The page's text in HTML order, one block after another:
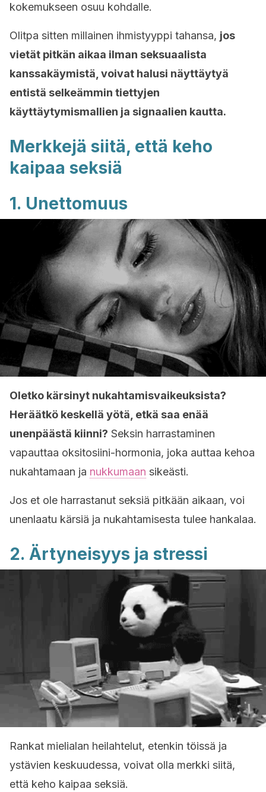
kokemukseen osuu kohdalle.
Olitpa sitten millainen ihmistyyppi tahansa, jos
vietät pitkän aikaa ilman seksuaalista
kanssakäymistä, voivat halusi näyttäytyä
entistä selkeämmin tiettyjen
käyttäytymismallien ja signaalien kautta.
Merkkejä siitä, että keho
kaipaa seksiä
1. Unettomuus
Oletko kärsinyt nukahtamisvaikeuksista?
Heräätkö keskellä yötä, etkä saa enää
unenpäästä kiinni? Seksin harrastaminen
vapauttaa oksitosiini-hormonia, joka auttaa kehoa
nukahtamaan ja nukkumaan sikeästi.
Jos et ole harrastanut seksiä pitkään aikaan, voi
unenlaatu kärsiä ja nukahtamisesta tulee hankalaa.
2. Ärtyneisyys ja stressi
Rankat mielialan heilahtelut, etenkin töissä ja
ystävien keskuudessa, voivat olla merkki siitä,
että keho kaipaa seksiä.